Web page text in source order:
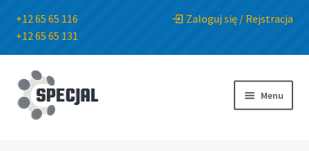
+12 65 65 116
+12 65 65 131
Zaloguj się / Rejstracja
Przejdź
do
nawigacji
Przejdź
do
treści
Menu